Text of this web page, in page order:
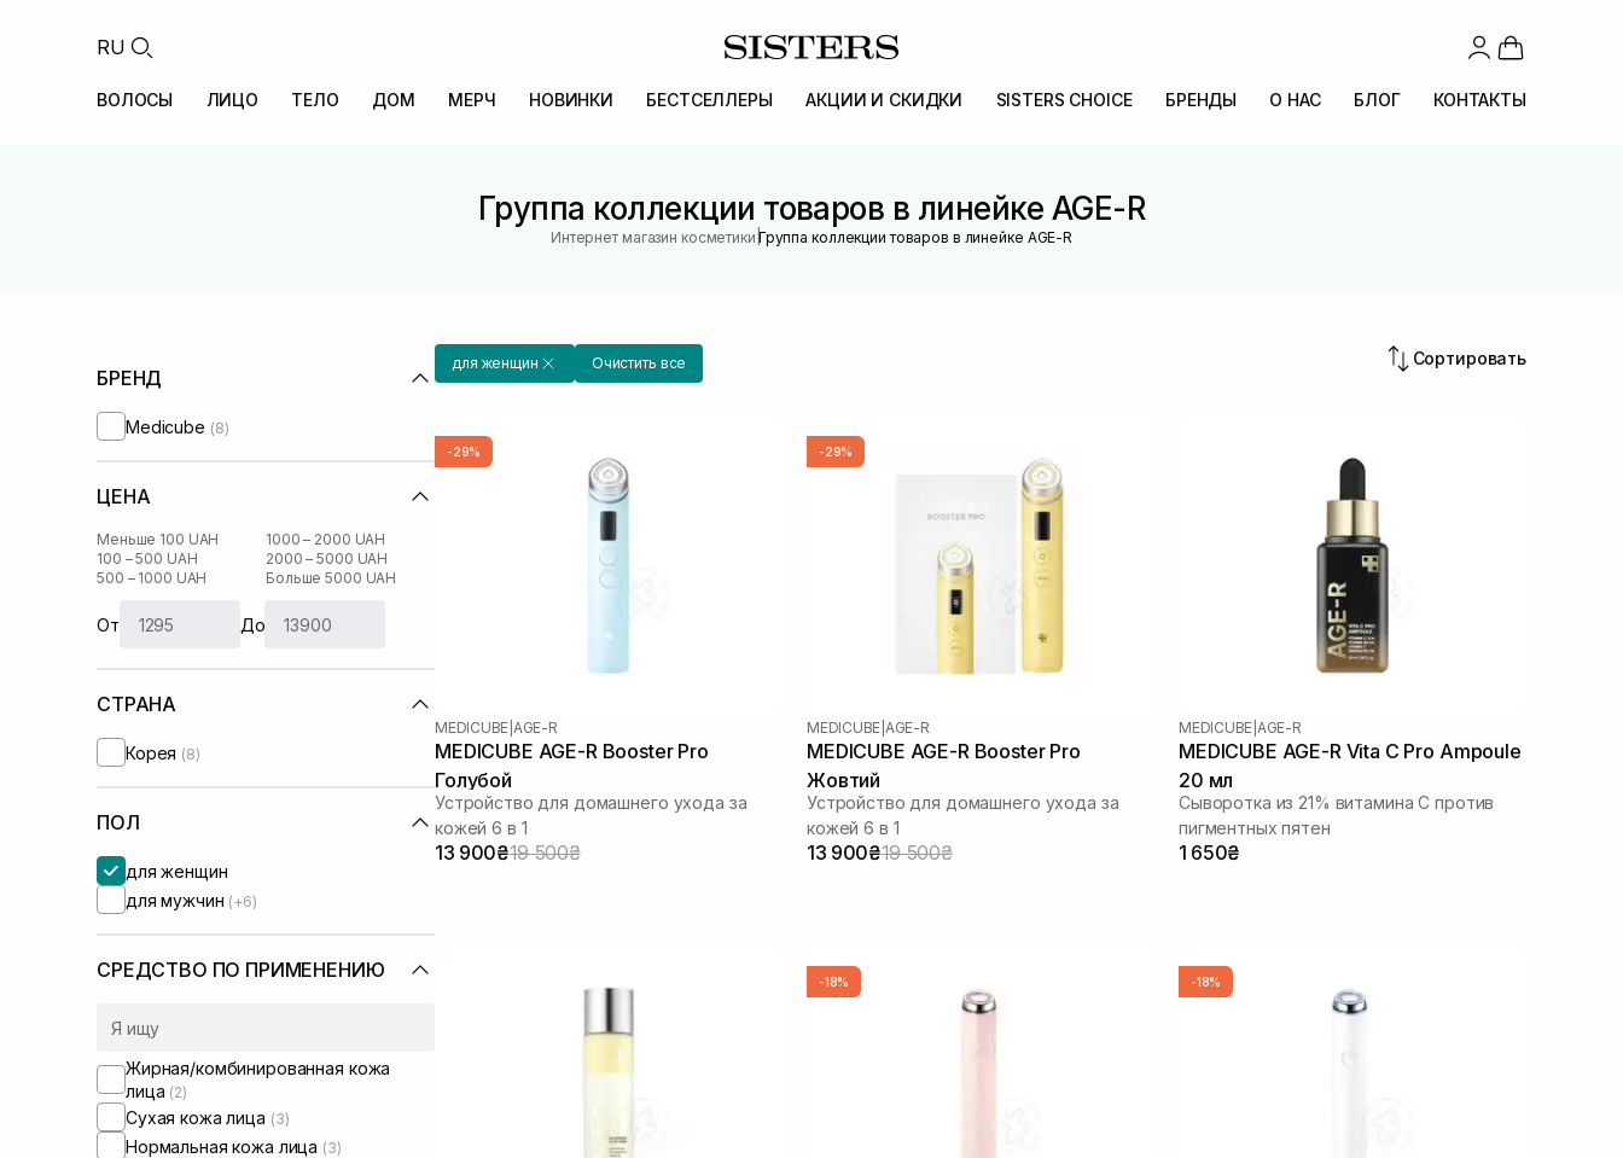
RU
ВОЛОСЫ ЛИЦО ТЕЛО ДОМ МЕРЧ НОВИНКИ БЕСТСЕЛЛЕРЫ АКЦИИ И СКИДКИ SISTERS CHOICE БРЕНДЫ О НАС БЛОГ КОНТАКТЫ
Группа коллекции товаров в линейке AGE-R
Интернет магазин косметики |Группа коллекции товаров в линейке AGE-R
БРЕНД
Medicube (8)
ЦЕНА
Меньше 100 UAH
100 – 500 UAH
500 – 1000 UAH
1000 – 2000 UAH
2000 – 5000 UAH
Больше 5000 UAH
От До
СТРАНА
Корея (8)
ПОЛ
для женщин
для мужчин (+6)
СРЕДСТВО ПО ПРИМЕНЕНИЮ
Жирная/комбинированная кожа
лица (2)
Сухая кожа лица (3)
Нормальная кожа лица (3)
для женщин Очистить все Сортировать
-29%
MEDICUBE AGE-R
MEDICUBE AGE-R Booster Pro
Голубой
Устройство для домашнего ухода за
кожей 6 в 1
13 900₴19 500₴
-29%
MEDICUBE AGE-R
MEDICUBE AGE-R Booster Pro
Жовтий
Устройство для домашнего ухода за
кожей 6 в 1
13 900₴19 500₴
MEDICUBE AGE-R
MEDICUBE AGE-R Vita C Pro Ampoule
20 мл
Сыворотка из 21% витамина С против
пигментных пятен
1 650₴
-18% -18%